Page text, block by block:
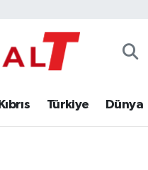
Kıbrıs Türkiye Dünya